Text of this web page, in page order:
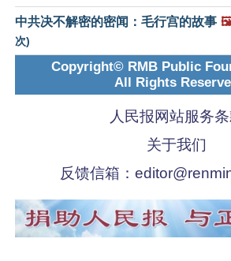
中共决不解密的密闻：毛行宫的故事
次)
Copyright© RMB Public
All Rights
人民报网站服务
关于我们
反馈信箱：